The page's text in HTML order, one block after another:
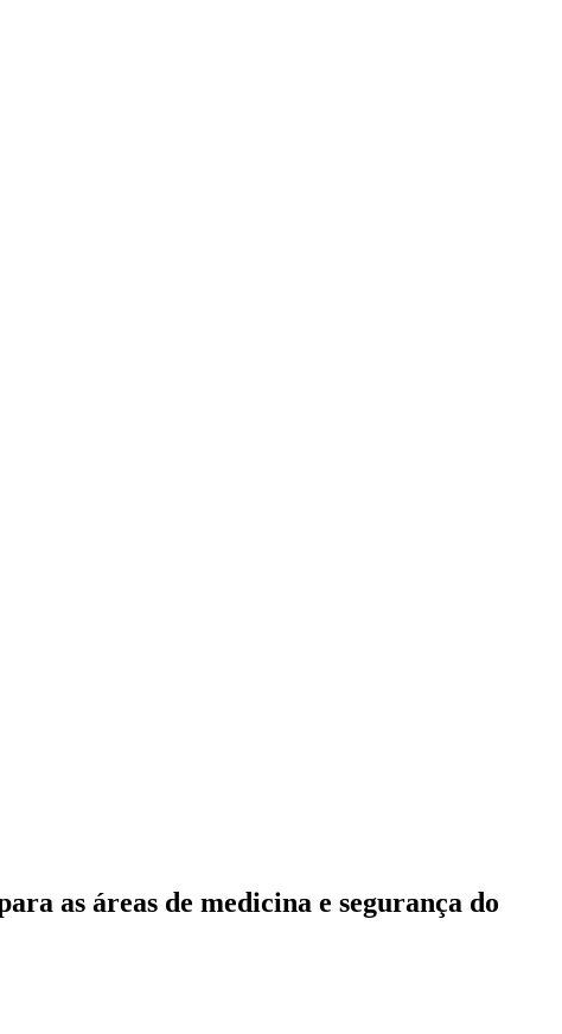
as áreas de medicina e segurança do